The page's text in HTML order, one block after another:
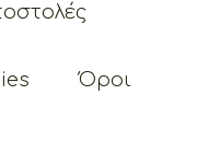
Όροι